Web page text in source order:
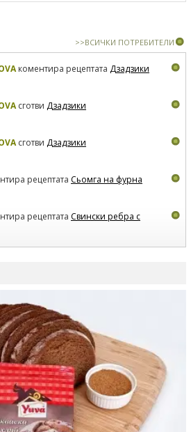
>>ВСИЧКИ ПОТРЕБИТЕЛИ
коментира рецептата Дзадзики
сготви Дзадзики
сготви Дзадзики
рецептата Сьомга на фурна
рецептата Свински ребра с